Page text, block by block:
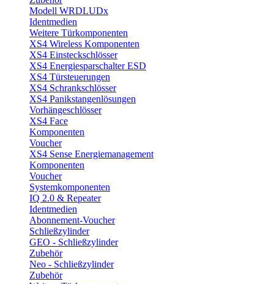
Modell WRDLUDx
Identmedien
Weitere Türkomponenten
XS4 Wireless Komponenten
XS4 Einsteckschlösser
XS4 Energiesparschalter ESD
XS4 Türsteuerungen
XS4 Schrankschlösser
XS4 Panikstangenlösungen
Vorhängeschlösser
XS4 Face
Komponenten
Voucher
XS4 Sense Energiemanagement
Komponenten
Voucher
Systemkomponenten
IQ 2.0 & Repeater
Identmedien
Abonnement-Voucher
Schließzylinder
GEO - Schließzylinder
Zubehör
Neo - Schließzylinder
Zubehör